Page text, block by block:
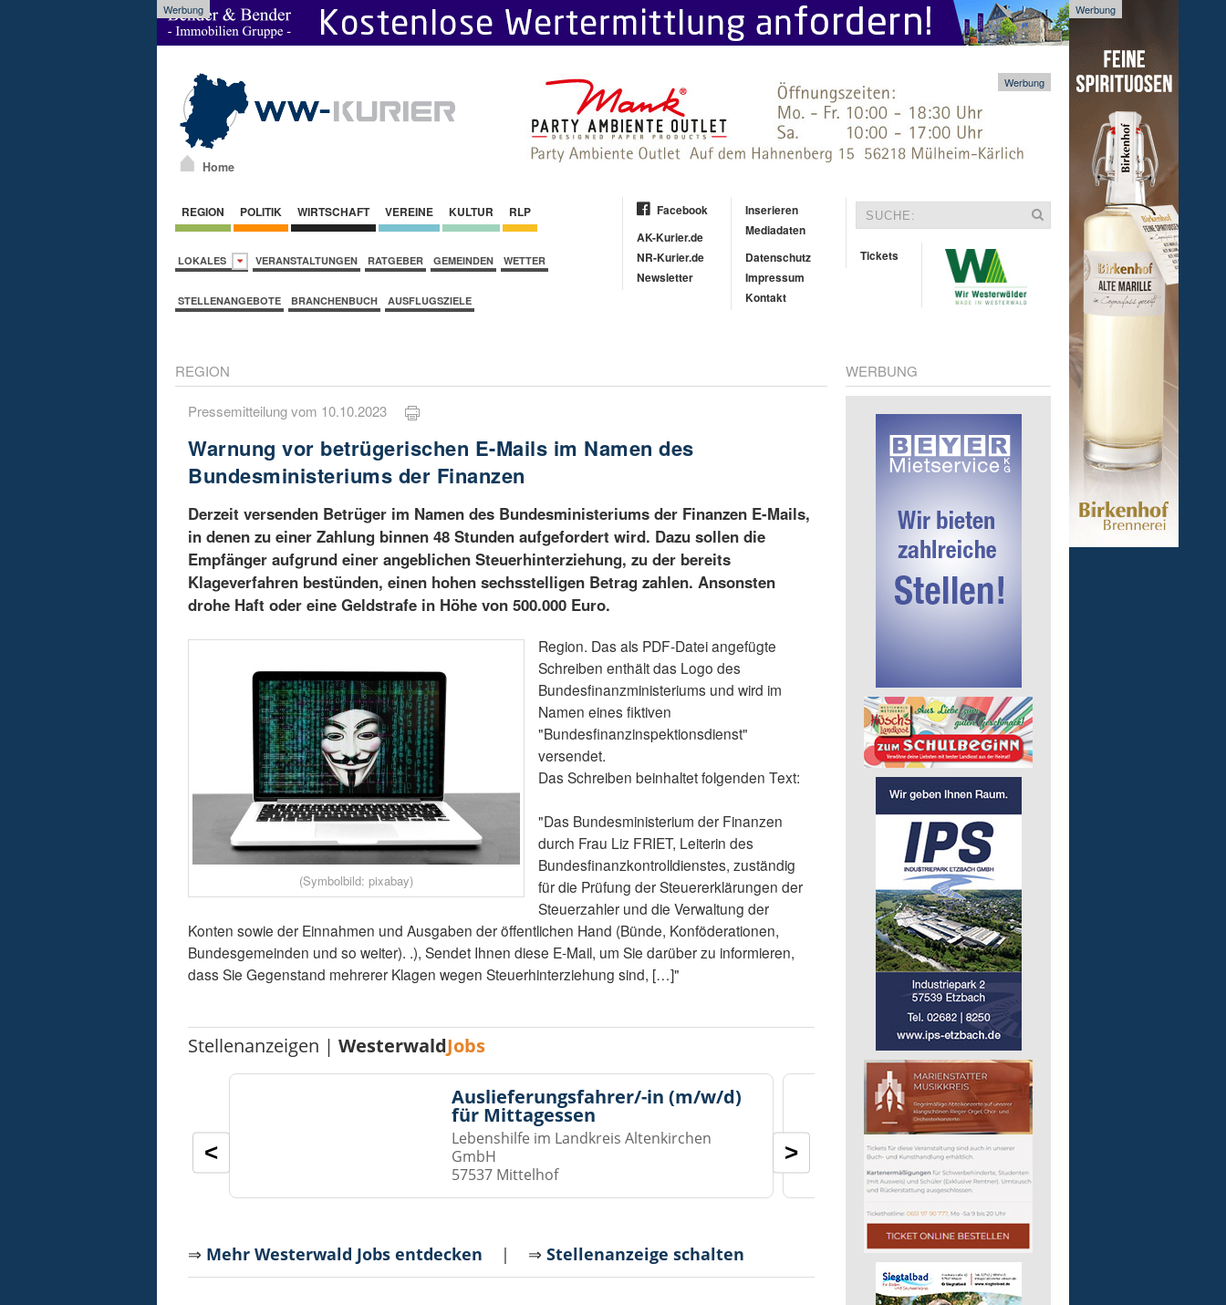
Werbung Werbung
Home
Werbung
REGION POLITIK WIRTSCHAFT VEREINE KULTUR RLP
LOKALES VERANSTALTUNGEN RATGEBER GEMEINDEN WETTER
STELLENANGEBOTE BRANCHENBUCH AUSFLUGSZIELE
Facebook
AK-Kurier.de
NR-Kurier.de
Newsletter
Inserieren
Mediadaten
Datenschutz
Impressum
Kontakt
Tickets
REGION
Pressemitteilung vom 10.10.2023
Warnung vor betrügerischen E-Mails im Namen des
Bundesministeriums der Finanzen
Derzeit versenden Betrüger im Namen des Bundesministeriums der Finanzen E-Mails,
in denen zu einer Zahlung binnen 48 Stunden aufgefordert wird. Dazu sollen die
Empfänger aufgrund einer angeblichen Steuerhinterziehung, zu der bereits
Klageverfahren bestünden, einen hohen sechsstelligen Betrag zahlen. Ansonsten
drohe Haft oder eine Geldstrafe in Höhe von 500.000 Euro.
(Symbolbild: pixabay)
Region. Das als PDF-Datei angefügte
Schreiben enthält das Logo des
Bundesfinanzministeriums und wird im
Namen eines fiktiven
"Bundesfinanzinspektionsdienst"
versendet.
Das Schreiben beinhaltet folgenden Text:
"Das Bundesministerium der Finanzen
durch Frau Liz FRIET, Leiterin des
Bundesfinanzkontrolldienstes, zuständig
für die Prüfung der Steuererklärungen der
Steuerzahler und die Verwaltung der
Konten sowie der Einnahmen und Ausgaben der öffentlichen Hand (Bünde, Konföderationen,
Bundesgemeinden und so weiter). .), Sendet Ihnen diese E-Mail, um Sie darüber zu informieren,
dass Sie Gegenstand mehrerer Klagen wegen Steuerhinterziehung sind, […]"
Stellenanzeigen |WesterwaldJobs
Auslieferungsfahrer/-in (m/w/d)
für Mittagessen
Lebenshilfe im Landkreis Altenkirchen
GmbH
57537 Mittelhof
Pädagogische
für die Wohnstätte
Lebenshilfe im Landkreis
GmbH
57632 Flammersfeld
< >
⇒ Mehr Westerwald Jobs entdecken | ⇒Stellenanzeige schalten
WERBUNG